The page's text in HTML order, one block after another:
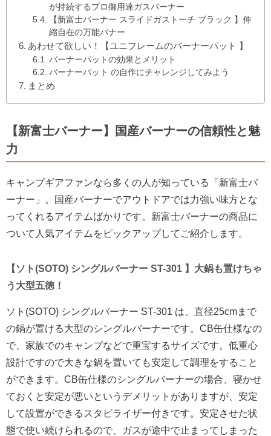
が持続するプロ御用達ガスバーナー
【新富士バーナー スライドガストーチ ブラック 】伸
縮自在の万能バナー
あわせて欲しい！【ユニフレームのバーナーパット 】
バーナーパットの効果とメリット
バーナーパット の自作にチャレンジしてみよう
まとめ
【新富士バーナー】国産バーナーの信頼性と魅
力
キャンプギアファンなら多くの人が知っている「新富士バ
ーナー」。国産バーナーでアウトドアでは力強い味方とな
ってくれるアイテムばかりです。新富士バーナーの商品に
ついて人気アイテムをピックアップしてご紹介します。
【ソト(SOTO) シングルバーナー ST-301 】大鍋も置けちゃ
う大型五徳！
ソト(SOTO) シングルバーナー ST-301 は、直径25cmまで
の鍋が置ける大型のシングルバーナーです。CB缶仕様なの
で、家族でのキャンプなどで重宝するサイズです。低重心
設計ですので大きな鍋を置いても安定して調理をすること
ができます。CB缶仕様のシングルバーナーの場合、寝かせ
ておくと安定が悪いというデメリットがありますが、安定
して設置ができるスタビライザー付きです。安定させた状
態で使い続けられるので、ガスが途中で止まってしまった